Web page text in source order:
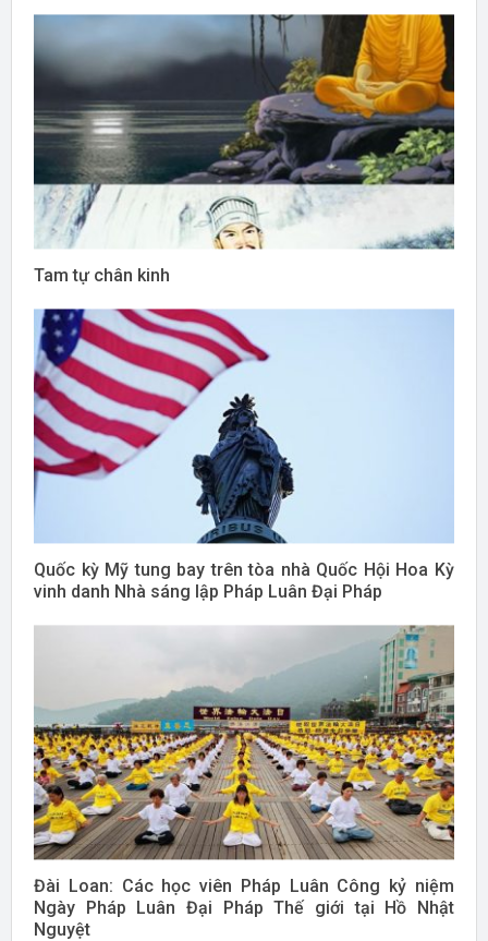
Tam tự chân kinh
Quốc kỳ Mỹ tung bay trên tòa nhà Quốc Hội Hoa Kỳ
vinh danh Nhà sáng lập Pháp Luân Đại Pháp
Đài Loan: Các học viên Pháp Luân Công kỷ niệm
Ngày Pháp Luân Đại Pháp Thế giới tại Hồ Nhật
Nguyệt